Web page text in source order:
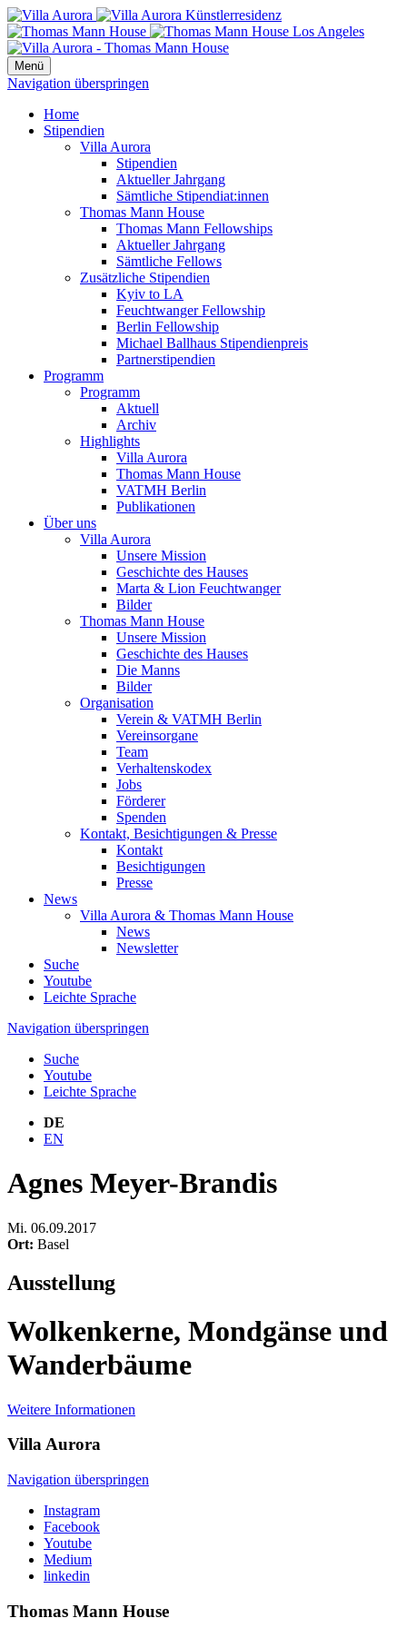
Menü
Navigation überspringen
Home
Stipendien
Villa Aurora
Stipendien
Aktueller Jahrgang
Sämtliche Stipendiat:innen
Thomas Mann House
Thomas Mann Fellowships
Aktueller Jahrgang
Sämtliche Fellows
Zusätzliche Stipendien
Kyiv to LA
Feuchtwanger Fellowship
Berlin Fellowship
Michael Ballhaus Stipendienpreis
Partnerstipendien
Programm
Programm
Aktuell
Archiv
Highlights
Villa Aurora
Thomas Mann House
VATMH Berlin
Publikationen
Über uns
Villa Aurora
Unsere Mission
Geschichte des Hauses
Marta & Lion Feuchtwanger
Bilder
Thomas Mann House
Unsere Mission
Geschichte des Hauses
Die Manns
Bilder
Organisation
Verein & VATMH Berlin
Vereinsorgane
Team
Verhaltenskodex
Jobs
Förderer
Spenden
Kontakt, Besichtigungen & Presse
Kontakt
Besichtigungen
Presse
News
Villa Aurora & Thomas Mann House
News
Newsletter
Suche
Youtube
Leichte Sprache
Navigation überspringen
Suche
Youtube
Leichte Sprache
DE
EN
Agnes Meyer-Brandis
Mi. 06.09.2017
Ort: Basel
Ausstellung
Wolkenkerne, Mondgänse und
Wanderbäume
Weitere Informationen
VillaAurora
Navigation überspringen
Instagram
Facebook
Youtube
Medium
linkedin
Thomas Mann House